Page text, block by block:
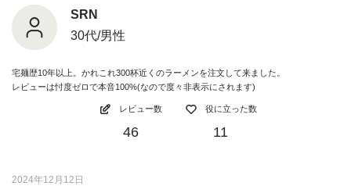
SRN
30代/男性
宅麺歴10年以上。かれこれ300杯近くのラーメンを注文して来ました。
レビューは忖度ゼロで本音100%(なので度々非表示にされます)
レビュー数
46
役に立った数
11
2024年12月12日